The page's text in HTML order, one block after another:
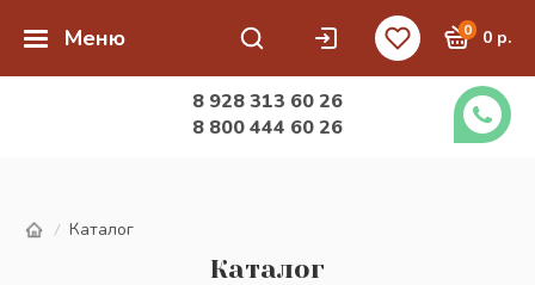
Меню 0 0 р.
8 928 313 60 26
8 800 444 60 26
/ Каталог
Каталог